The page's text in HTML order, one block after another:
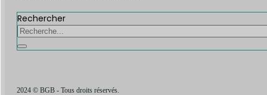
Rechercher
2024 © BGB - Tous droits réservés.